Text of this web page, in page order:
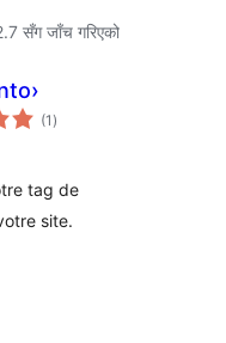
सँग जाँच गरिएको
(1 कुल
रेटिङ्गहरू
)
tag de
site.